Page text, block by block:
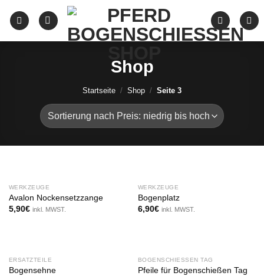
Inhalt
Shop
Startseite / Shop / Seite 3
WERKZEUGE
Avalon Nockensetzzange
5,90€ inkl. MWST.
WERKZEUGE
Bogenplatz
6,90€ inkl. MWST.
ERSATZTEILE
Bogensehne
NICHT AUF LAGER
BOGENSCHIESSEN TAG
Pfeile für Bogenschießen Tag